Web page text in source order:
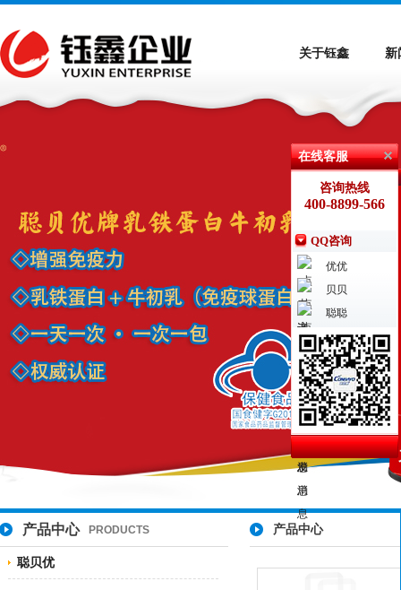
关于钰鑫 新
产品中心 PRODUCTS
聪贝优
产品中心
在线客服
咨询热线
400-8899-566
QQ咨询
优优
贝贝
聪聪